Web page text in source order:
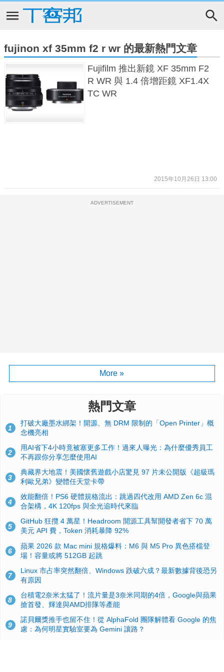
fujinon xf 35mm f2 r wr 的最新熱門文章
Fujifilm 推出新鏡 XF 35mm F2
R WR 與 1.4 倍增距鏡 XF1.4X
TC WR
2015年10月26日 13:00
ADVERTISEMENT
More »
熱門文章
1
打破大廠墨水綁架！開源、無 DRM 限制的「Open Printer」概
念機亮相
2
用AI省下4小時竟被塞更多工作！過來人曝光：為什麼優秀員工
不再跟你分享怎麼使用AI
3
典藏界大地震！美國懷舊遊戲小店驚見 97 片未公開版《超級瑪
利歐兄弟》變體任天堂卡帶
4
效能翻倍！PS6 硬體規格流出：跳過四代改用 AMD Zen 6c 混
合架構，4K 120fps 與全光追時代來臨
5
GitHub 狂攬 4 萬星！Headroom 開源工具幫開發者省下 70 萬
美元 API 費，Token 消耗暴降 92%
6
蘋果 2026 款 Mac mini 規格爆料：M6 與 M5 Pro 異色搭檔登
場！容量或將 512GB 起跳
7
Linux 市占率突然翻倍、Windows 跌破六成？最新數據背後恐另
有原因
8
台積電2奈米太猛了！流片量是3奈米同期的4倍，Google與蘋果
搶首發、輝達與AMD排隊等產能
9
諾貝爾獎推手也留不住！從 AlphaFold 團隊解體看 Google 的焦
慮：為何明星實驗室要為 Gemini 讓路？